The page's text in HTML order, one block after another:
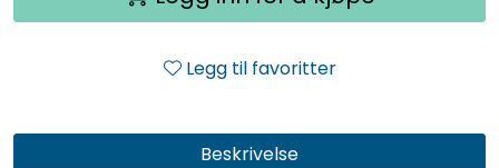
Legg til favoritter
Beskrivelse